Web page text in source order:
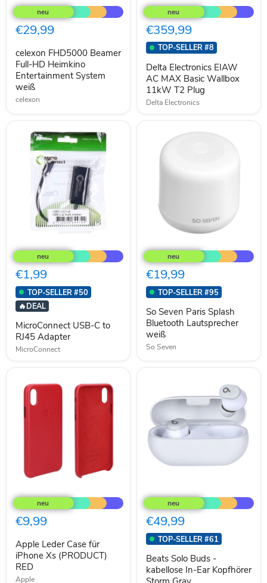
FHD5000
Beamer
Full-
HD
Entertainment
System
weiß
€29,99
celexon FHD5000 Beamer
Full-HD Heimkino
Entertainment System
weiß
celexon
Electronics
EIAW
AC
MAX
Basic
Wallbox
11kW
T2
Plug
€359,99
TOP-SELLER #8
Delta Electronics EIAW
AC MAX Basic Wallbox
11kW T2 Plug
Delta Electronics
USB-
C
to
RJ45
Adapter
€1,99
TOP-SELLER #50
🔥DEAL
MicroConnect USB-C to
RJ45 Adapter
MicroConnect
Seven
Paris
Splash
Bluetooth
Lautsprecher
weiß
€19,99
TOP-SELLER #95
So Seven Paris Splash
Bluetooth Lautsprecher
weiß
So Seven
Leder
Case
für
iPhone
(PRODUCT)
RED
€9,99
Apple Leder Case für
iPhone Xs (PRODUCT)
RED
Apple
Solo
Buds
-
kabellose
In-
Ear
Kopfhörer
Storm
Gray
€49,99
TOP-SELLER #61
Beats Solo Buds -
kabellose In-Ear Kopfhörer